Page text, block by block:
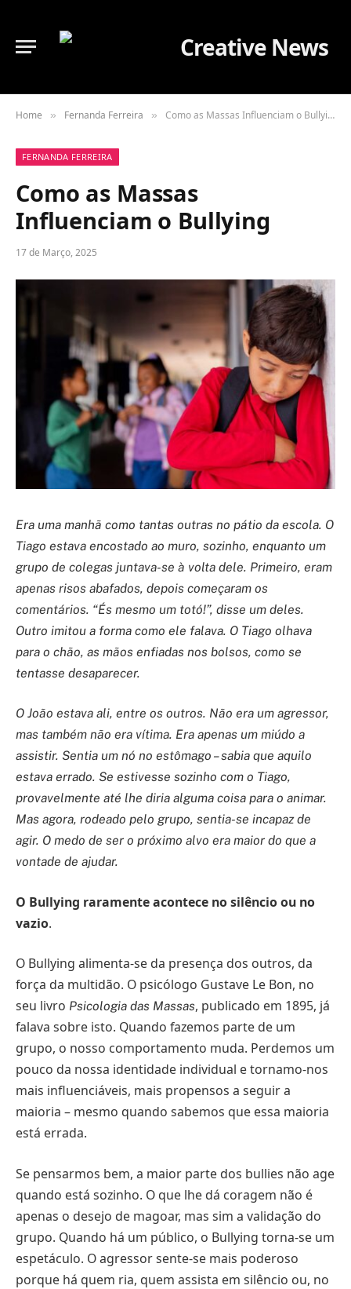
Home » Fernanda Ferreira » Como as Massas Influenciam o Bullying
FERNANDA FERREIRA
Como as Massas
Influenciam o Bullying
17 de Março, 2025
Era uma manhã como tantas outras no pátio da escola. O
Tiago estava encostado ao muro, sozinho, enquanto um
grupo de colegas juntava-se à volta dele. Primeiro, eram
apenas risos abafados, depois começaram os
comentários. “És mesmo um totó!”, disse um deles.
Outro imitou a forma como ele falava. O Tiago olhava
para o chão, as mãos enfiadas nos bolsos, como se
tentasse desaparecer.
O João estava ali, entre os outros. Não era um agressor,
mas também não era vítima. Era apenas um miúdo a
assistir. Sentia um nó no estômago – sabia que aquilo
estava errado. Se estivesse sozinho com o Tiago,
provavelmente até lhe diria alguma coisa para o animar.
Mas agora, rodeado pelo grupo, sentia-se incapaz de
agir. O medo de ser o próximo alvo era maior do que a
vontade de ajudar.
O Bullying raramente acontece no silêncio ou no
vazio.
O Bullying alimenta-se da presença dos outros, da
força da multidão. O psicólogo Gustave Le Bon, no
seu livro Psicologia das Massas, publicado em 1895, já
falava sobre isto. Quando fazemos parte de um
grupo, o nosso comportamento muda. Perdemos um
pouco da nossa identidade individual e tornamo-nos
mais influenciáveis, mais propensos a seguir a
maioria – mesmo quando sabemos que essa maioria
está errada.
Se pensarmos bem, a maior parte dos bullies não age
quando está sozinho. O que lhe dá coragem não é
apenas o desejo de magoar, mas sim a validação do
grupo. Quando há um público, o Bullying torna-se um
espetáculo. O agressor sente-se mais poderoso
porque há quem ria, quem assista em silêncio ou, no